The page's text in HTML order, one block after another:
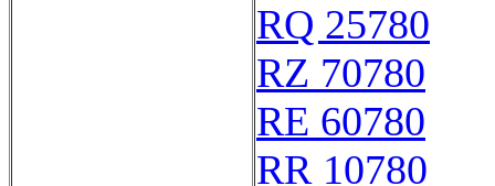
RQ 25780
RZ 70780
RE 60780
RR 10780